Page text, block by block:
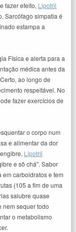
fazer efeito, Lipotril
Sarcófago simpatia é
estampa a
Física e alerta para a
médica antes da
ao longo de
respeitável. No
fazer exercícios de
o corpo num
e alimentar da dor
Lipotril
e sô chá". Sabor
carboidratos e tem
(105 a fim de uma
salubre quase
nem sequer todo
o metabolismo